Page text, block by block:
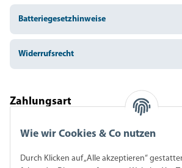
Batteriegesetzhinweise
Widerrufsrecht
Zahlungsart
Wie wir Cookies & Co nutzen
Durch Klicken auf „Alle akzeptieren“